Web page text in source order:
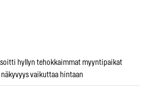
hyllyn tehokkaimmat myyntipaikat
vaikuttaa hintaan